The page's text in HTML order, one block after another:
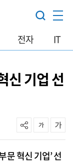
전자 IT
신 기업 선
문 혁신 기업’ 선